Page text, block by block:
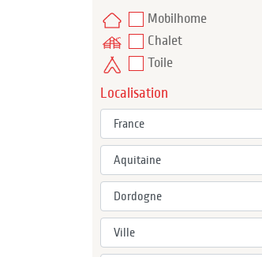
Mobilhome
Chalet
Toile
Localisation